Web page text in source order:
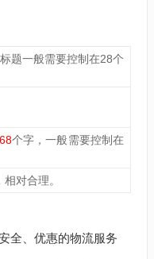
题一般需要控制在28个
68个字，一般需要控制在
相对合理。
全、优惠的物流服务